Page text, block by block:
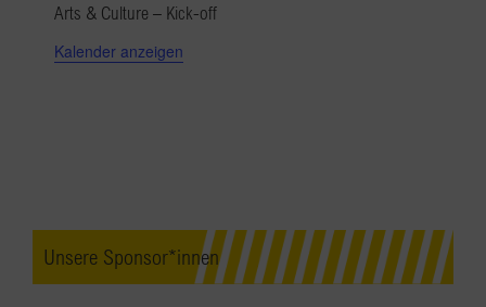
Arts & Culture – Kick-off
Kalender anzeigen
Unsere Sponsor*innen